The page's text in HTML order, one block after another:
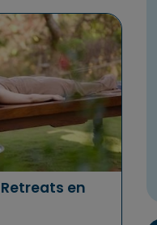
en